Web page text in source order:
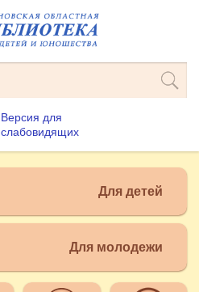
Версия для
слабовидящих
Для детей
Для молодежи